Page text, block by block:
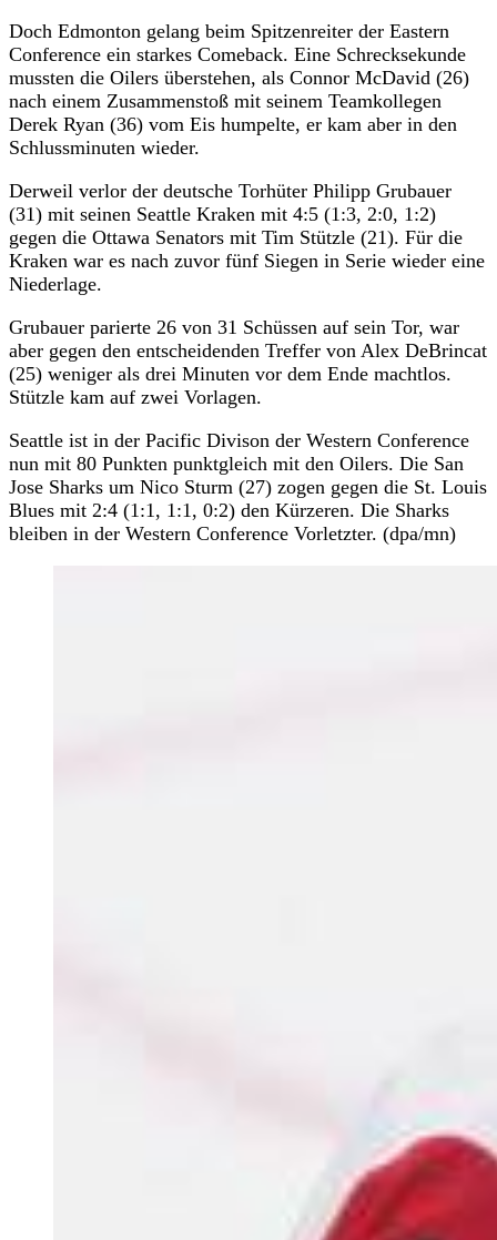
Doch Edmonton gelang beim Spitzenreiter der Eastern
Conference ein starkes Comeback. Eine Schrecksekunde
mussten die Oilers überstehen, als Connor McDavid (26)
nach einem Zusammenstoß mit seinem Teamkollegen
Derek Ryan (36) vom Eis humpelte, er kam aber in den
Schlussminuten wieder.
Derweil verlor der deutsche Torhüter Philipp Grubauer
(31) mit seinen Seattle Kraken mit 4:5 (1:3, 2:0, 1:2)
gegen die Ottawa Senators mit Tim Stützle (21). Für die
Kraken war es nach zuvor fünf Siegen in Serie wieder eine
Niederlage.
Grubauer parierte 26 von 31 Schüssen auf sein Tor, war
aber gegen den entscheidenden Treffer von Alex DeBrincat
(25) weniger als drei Minuten vor dem Ende machtlos.
Stützle kam auf zwei Vorlagen.
Seattle ist in der Pacific Divison der Western Conference
nun mit 80 Punkten punktgleich mit den Oilers. Die San
Jose Sharks um Nico Sturm (27) zogen gegen die St. Louis
Blues mit 2:4 (1:1, 1:1, 0:2) den Kürzeren. Die Sharks
bleiben in der Western Conference Vorletzter. (dpa/mn)